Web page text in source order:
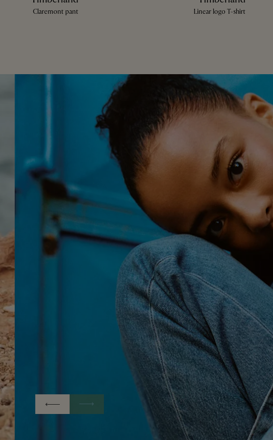
Claremont pant Linear logo T-shirt